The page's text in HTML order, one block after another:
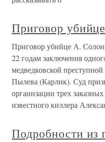
Приговор
Приговор убийце А.
22 годам заключения
медведковской
Пылева (Карлик). Суд
организации трех
известного киллера
Подробности из